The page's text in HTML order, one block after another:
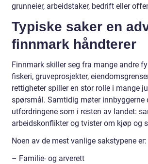
grunneier, arbeidstaker, bedrift eller
Typiske saker en
finnmark håndterer
Finnmark skiller seg fra mange andre
fiskeri, gruveprosjekter,
rettigheter spiller en stor rolle i mange
spørsmål. Samtidig møter innbyggerne
utfordringene som i resten av landet:
arbeidskonflikter og tvister om kjøp og
Noen av de mest vanlige sakstypene er:
– Familie- og arverett